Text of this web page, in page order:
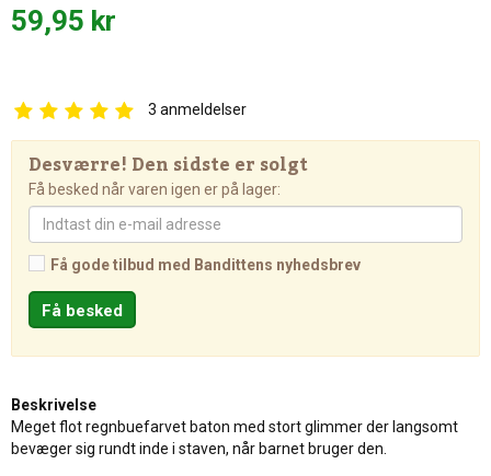
59,95 kr
3 anmeldelser
Desværre! Den sidste er solgt
Få besked når varen igen er på lager:
Få gode tilbud med Bandittens nyhedsbrev
Beskrivelse
Meget flot regnbuefarvet baton med stort glimmer der langsomt
bevæger sig rundt inde i staven, når barnet bruger den.